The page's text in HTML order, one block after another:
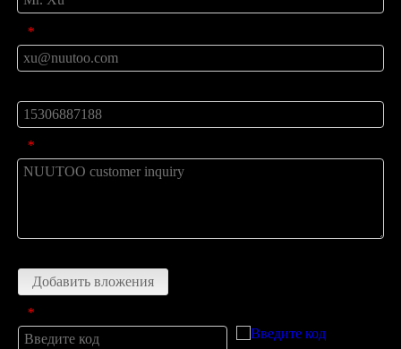
*
*
Добавить вложения
*